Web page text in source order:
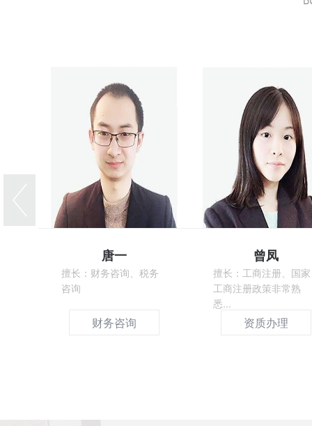
唐一
擅长：财务咨询、税务
咨询
财务咨询
曾凤
擅长：工商注册、国家
工商注册政策非常熟
悉...
资质办理